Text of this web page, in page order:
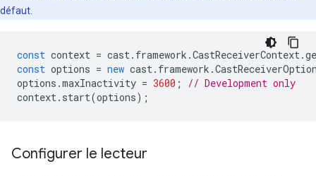
défaut.
const context = cast. framework .CastReceiverContext.
const options = new cast. framework .
options .maxInactivity = 3600 ;
// Development only
context. start(options);
Configurer le lecteur